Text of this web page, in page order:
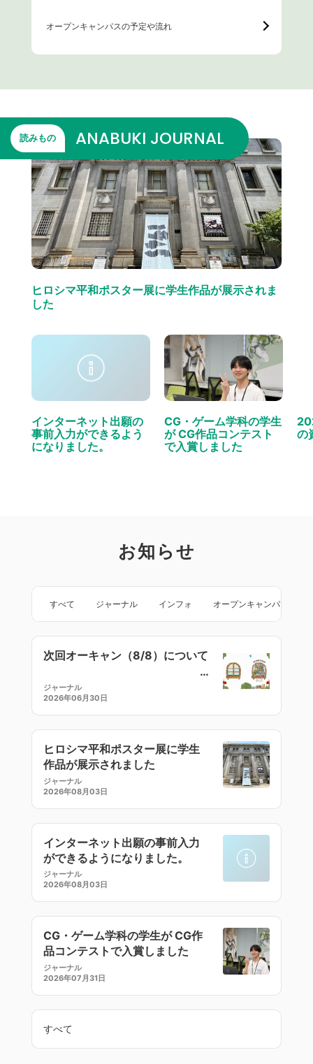
オープンキャンパスの予定や流れ
読みもの ANABUKI JOURNAL
ヒロシマ平和ポスター展に学生作品が展示されま
した
インターネット出願の
事前入力ができるよう
になりました。
CG・ゲーム学科の学生
が CG作品コンテスト
で入賞しました
の
お知らせ
すべて ジャーナル インフォ オープンキャンパス
次回オーキャン（8/8）について
ジャーナル
2026年06月30日
ヒロシマ平和ポスター展に学生
作品が展示されました
ジャーナル
2026年08月03日
インターネット出願の事前入力
ができるようになりました。
ジャーナル
2026年08月03日
CG・ゲーム学科の学生が CG作
品コンテストで入賞しました
ジャーナル
2026年07月31日
すべて